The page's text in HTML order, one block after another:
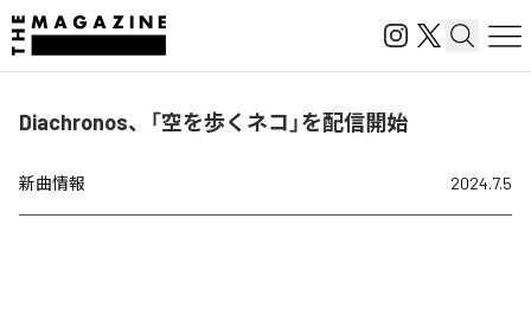
Diachronos、「空を歩くネコ」を配信開始
新曲情報 2024.7.5